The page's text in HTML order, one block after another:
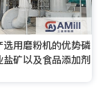
选用磨粉机的优势磷
盐矿以及食品添加剂